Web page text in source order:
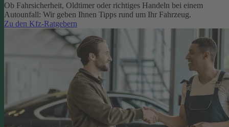
Ob Fahrsicherheit, Oldtimer oder richtiges Handeln bei einem
Autounfall: Wir geben Ihnen Tipps rund um Ihr Fahrzeug.
Zu den Kfz-Ratgebern